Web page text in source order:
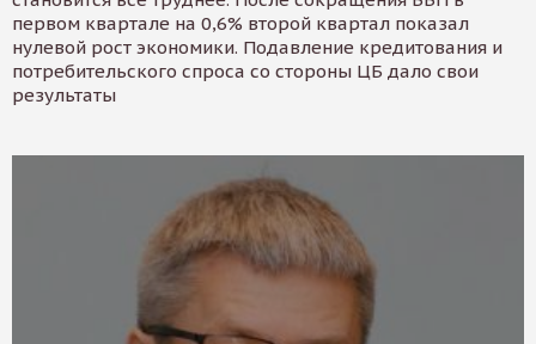
первом квартале на 0,6% второй квартал показал
нулевой рост экономики. Подавление кредитования и
потребительского спроса со стороны ЦБ дало свои
результаты